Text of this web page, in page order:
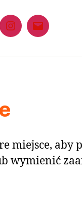
miejsce, aby
wymienić